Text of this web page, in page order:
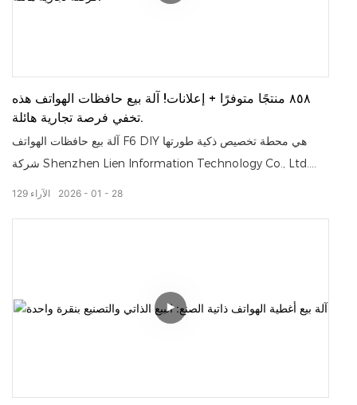
٨٥٨ منتجًا متوفرًا + إعلانات! آلة بيع حافظات الهواتف هذه
تخفي فرصة تجارية هائلة.
آلة بيع حافظات الهواتف F6 DIY هي محطة تخصيص ذكية طورتها
شركة Shenzhen Lien Information Technology Co., Ltd.
2026 01 28
129 الآراء